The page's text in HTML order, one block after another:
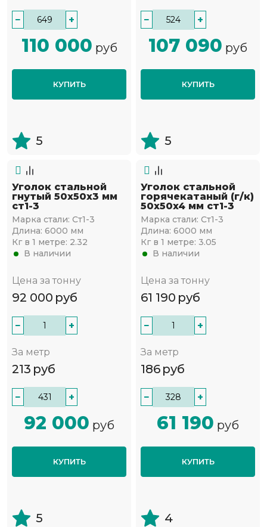
− +
110 000 руб
КУПИТЬ
5
− +
107 090 руб
КУПИТЬ
5
Уголок стальной
гнутый 50х50x3 мм
ст1-3
Марка стали: Ст1-3
Длина: 6000 мм
Кг в 1 метре: 2.32
В наличии
Цена за тонну
92 000 руб
− +
За метр
213 руб
− +
92 000 руб
КУПИТЬ
5
Уголок стальной
горячекатаный (г/к)
50х50x4 мм ст1-3
Марка стали: Ст1-3
Длина: 6000 мм
Кг в 1 метре: 3.05
В наличии
Цена за тонну
61 190 руб
− +
За метр
186 руб
− +
61 190 руб
КУПИТЬ
4